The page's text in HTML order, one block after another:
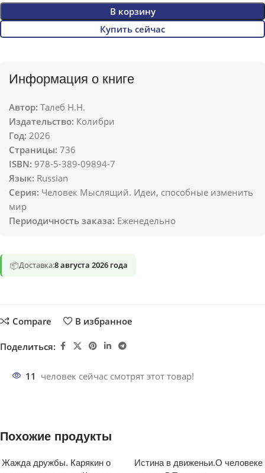
В корзину
Купить сейчас
Информация о книге
Автор: Талеб Н.Н.
Издательство: Колибри
Год: 2026
Страницы: 736
ISBN: 978-5-389-09894-7
Язык: Russian
Серия: Человек Мыслящий. Идеи, способные изменить
мир
Периодичность заказа: Еженедельно
📦Доставка:8 августа 2026 года
Compare В избранное
Поделиться:
11 человек сейчас смотрят этот товар!
Похожие продукты
Жажда дружбы. Карякин о
Истина в движеньи.О человеке